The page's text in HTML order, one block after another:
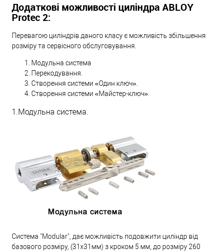
Додаткові можливості циліндра ABLOY
Protec 2:
Перевагою циліндрів даного класу є можливість збільшення
розміру та сервісного обслуговування.
Модульна система
Перекодування.
Створення системи «Один ключ».
Створення системи «Майстер-ключ».
1.Модульна система.
Система "Modular", дає можливість подовжити циліндр від
базового розміру, (31х31мм) з кроком 5 мм, до розміру 260